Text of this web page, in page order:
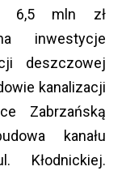
6,5 mln zł
inwestycje
deszczowej
kanalizacji
Zabrzańską
kanału
Kłodnickiej.